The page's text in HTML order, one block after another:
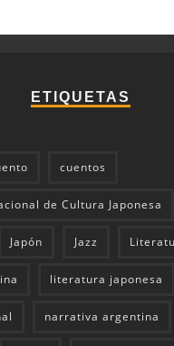
ETIQUETAS
cuentos
de Cultura Japonesa
Japón Jazz
literatura japonesa
narrativa argentina